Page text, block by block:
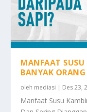
MANFAAT
BANYAK
oleh mediasi | Des 23,
Manfaat Susu